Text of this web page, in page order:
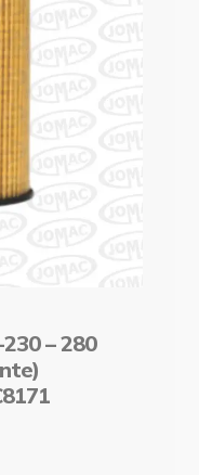
230 – 280